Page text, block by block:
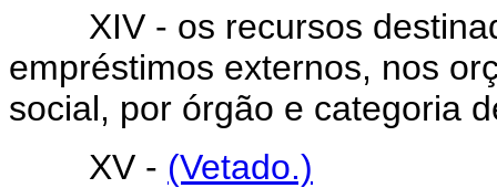
XIV - os recursos
empréstimos externos, nos
social, por órgão e categoria
XV - (Vetado.)